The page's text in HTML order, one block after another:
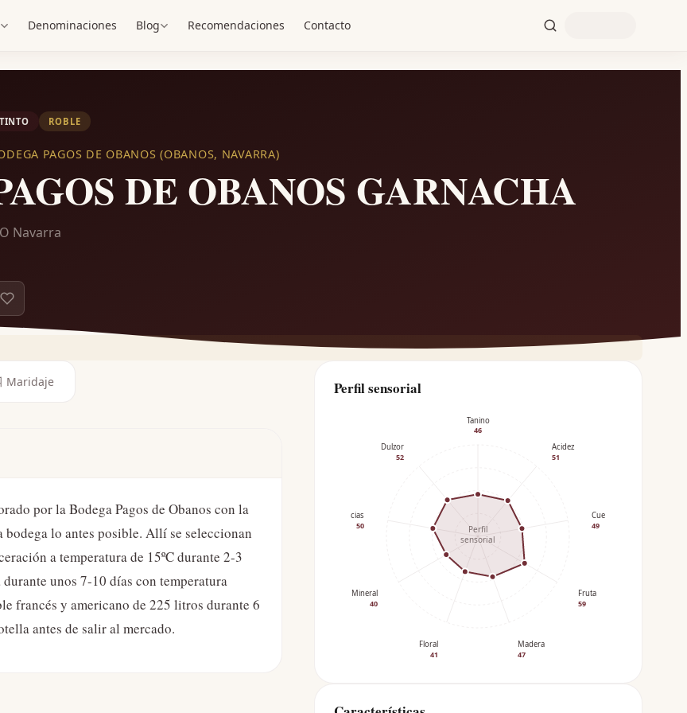
Denominaciones Blog Recomendaciones Contacto
TINTO ROBLE
PAGOS DE OBANOS (OBANOS, NAVARRA)
DE OBANOS GARNACHA
Navarra
Maridaje
por la Bodega Pagos de Obanos con la
lo antes posible. Allí se seleccionan
a temperatura de 15ºC durante 2-3
unos 7-10 días con temperatura
francés y americano de 225 litros durante 6
antes de salir al mercado.
Perfil sensorial
Tanino
46
Acidez
51
Cuerpo
49
Fruta
59
Madera
47
Floral
41
Mineral
40
Especias
50
Dulzor
52
Perfil
sensorial